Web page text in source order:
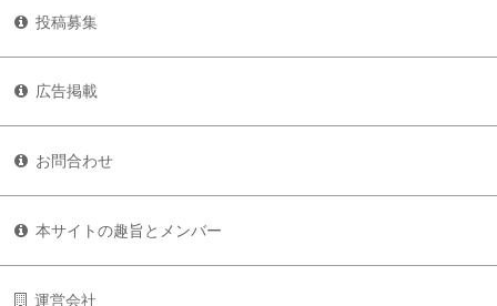
投稿募集
広告掲載
お問合わせ
本サイトの趣旨とメンバー
運営会社